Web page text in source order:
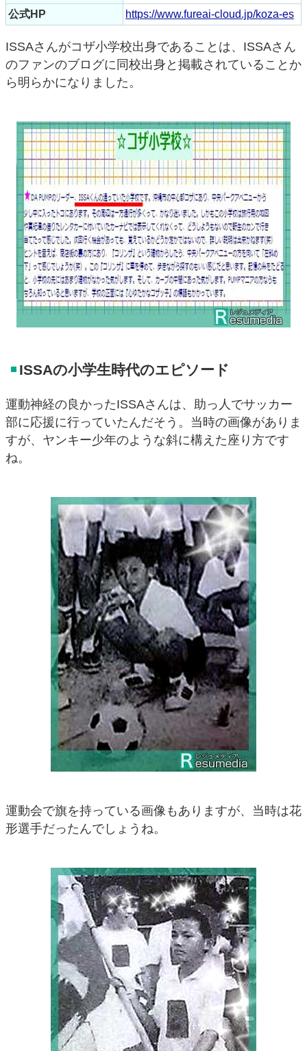
公式HP
https://www.fureai-cloud.jp/koza-es
ISSAさんがコザ小学校出身であることは、ISSAさん
のファンのブログに同校出身と掲載されていることか
ら明らかになりました。
ISSAの小学生時代のエピソード
運動神経の良かったISSAさんは、助っ人でサッカー
部に応援に行っていたんだそう。当時の画像がありま
すが、ヤンキー少年のような斜に構えた座り方です
ね。
運動会で旗を持っている画像もありますが、当時は花
形選手だったんでしょうね。